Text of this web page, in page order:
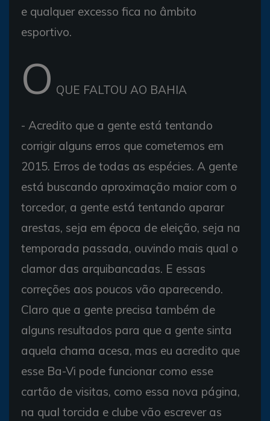
e qualquer excesso fica no âmbito
esportivo.
O QUE FALTOU AO BAHIA
- Acredito que a gente está tentando
corrigir alguns erros que cometemos em
2015. Erros de todas as espécies. A gente
está buscando aproximação maior com o
torcedor, a gente está tentando aparar
arestas, seja em época de eleição, seja na
temporada passada, ouvindo mais qual o
clamor das arquibancadas. E essas
correções aos poucos vão aparecendo.
Claro que a gente precisa também de
alguns resultados para que a gente sinta
aquela chama acesa, mas eu acredito que
esse Ba-Vi pode funcionar como esse
cartão de visitas, como essa nova página,
na qual torcida e clube vão escrever as